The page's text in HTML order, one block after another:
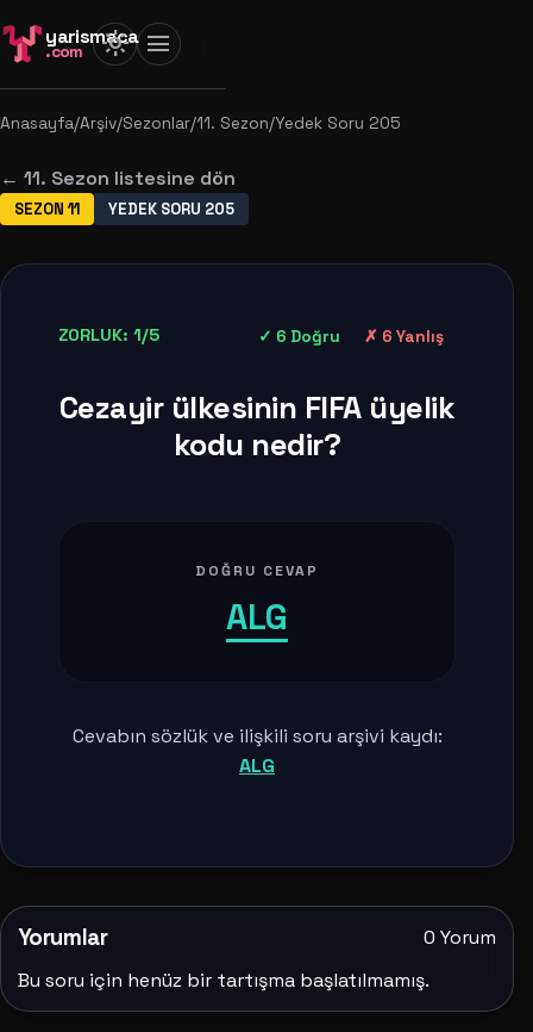
yarismaca
.com light_mode menu
Anasayfa/Arşiv/Sezonlar/11. Sezon/Yedek Soru 205
← 11. Sezon listesine dön
SEZON 11 YEDEK SORU 205
ZORLUK: 1/5 ✓ 6 Doğru ✗ 6 Yanlış
Cezayir ülkesinin FIFA üyelik
kodu nedir?
DOĞRU CEVAP
ALG
Cevabın sözlük ve ilişkili soru arşivi kaydı:
ALG
Yorumlar
0 Yorum
Bu soru için henüz bir tartışma başlatılmamış.